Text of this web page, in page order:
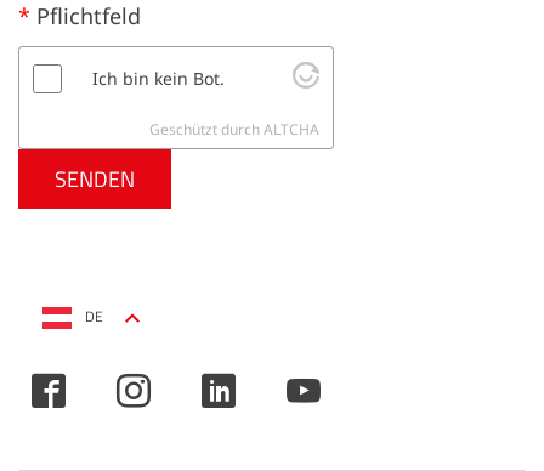
* Pflichtfeld
Ich bin kein Bot.
Geschützt durchALTCHA
SENDEN
DE